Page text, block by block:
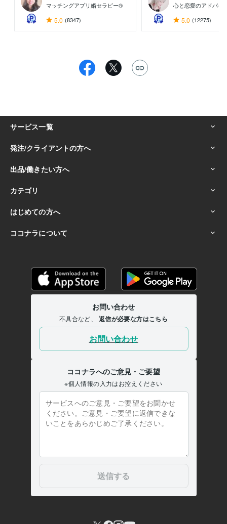
マッチングアプリ婚セラピー®
5.0 (8347)
心と恋愛のアドバイ
5.0 (12275)